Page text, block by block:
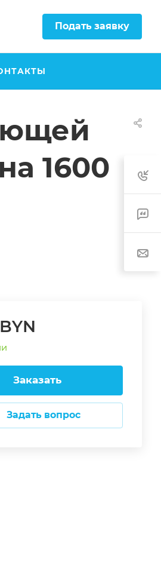
Подать заявку
1600
Заказать
Задать вопрос